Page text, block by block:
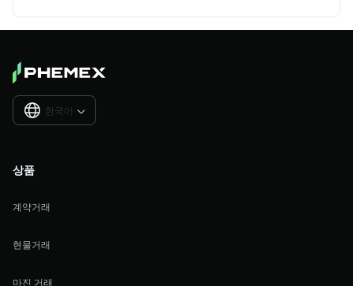
한국어 
상품
계약거래
현물거래
마진 거래